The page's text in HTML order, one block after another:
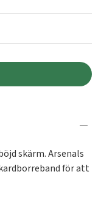
skärm. Arsenals
för att